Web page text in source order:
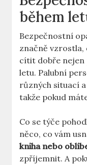
během
Bezpečnostní
značně vzrostla,
cítit dobře nejen
letu. Palubní
různých situací
takže pokud
Co se týče
něco, co vám
kniha nebo
zpříjemnit. A